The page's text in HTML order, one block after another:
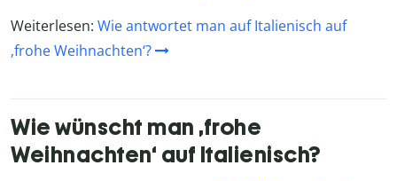
Weiterlesen: Wie antwortet man auf Italienisch auf
‚frohe Weihnachten‘?
Wie wünscht man ‚frohe
Weihnachten‘ auf Italienisch?